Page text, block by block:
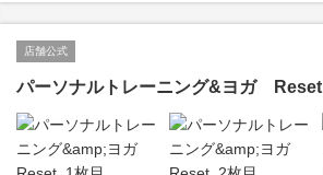
店舗公式
パーソナルトレーニング&ヨガ Reset